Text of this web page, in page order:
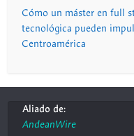
Cómo un máster en full
tecnológica pueden
Centroamérica
Aliado de:
AndeanWire